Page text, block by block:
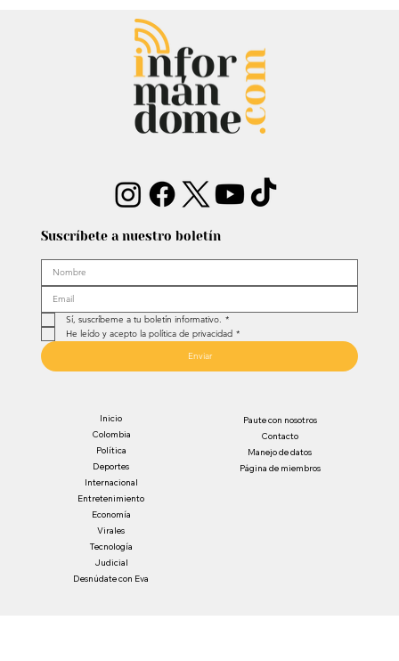
Chayanne se animó a trend viral y
dejó mensaje: “Antes de ser tu
Suscríbete a nuestro boletín
Sí, suscríbeme a tu boletín informativo. *
He leído y acepto la política de privacidad *
Enviar
Inicio
Colombia
Política
Deportes
Internacional
Entretenimiento
Economía
Virales
Tecnología
Judicial
Desnúdate con Eva
Paute con nosotros
Contacto
Manejo de datos
Página de miembros